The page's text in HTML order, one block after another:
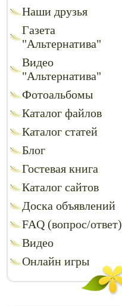
Наши друзья
Газета
"Альтернатива"
Видео
"Альтернатива"
Фотоальбомы
Каталог файлов
Каталог статей
Блог
Гостевая книга
Каталог сайтов
Доска объявлений
FAQ (вопрос/ответ)
Видео
Онлайн игры